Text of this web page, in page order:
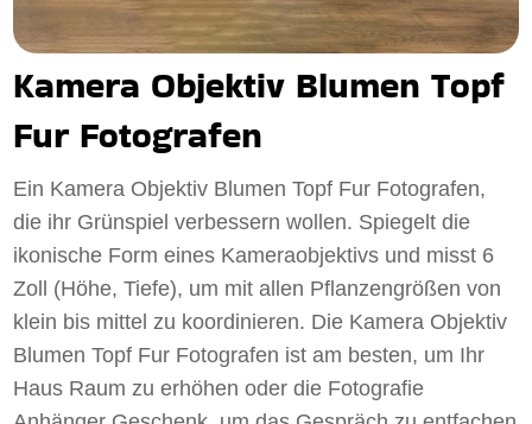
Kamera Objektiv Blumen Topf
Fur Fotografen
Ein Kamera Objektiv Blumen Topf Fur Fotografen,
die ihr Grünspiel verbessern wollen. Spiegelt die
ikonische Form eines Kameraobjektivs und misst 6
Zoll (Höhe, Tiefe), um mit allen Pflanzengrößen von
klein bis mittel zu koordinieren. Die Kamera Objektiv
Blumen Topf Fur Fotografen ist am besten, um Ihr
Haus Raum zu erhöhen oder die Fotografie